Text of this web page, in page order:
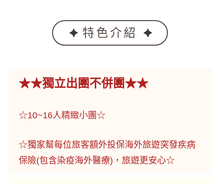
特色介紹
★★獨立出團不併團★★
☆10~16人精緻小團☆
☆獨家幫每位旅客額外投保海外旅遊突發疾病
保險(包含染疫海外醫療)，旅遊更安心☆